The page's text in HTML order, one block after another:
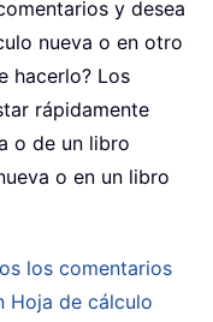
y desea
nueva o en otro
hacerlo? Los
rápidamente
o de un libro
o en un libro
los comentarios
Hoja de cálculo